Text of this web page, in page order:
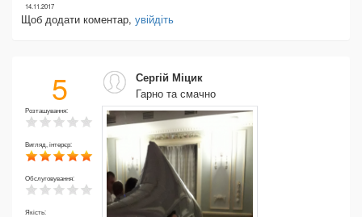
14.11.2017
Щоб додати коментар, увійдіть
5
Розташування:
Вигляд, інтерєр:
Обслуговування:
Якість:
Сергій Міцик
Гарно та смачно